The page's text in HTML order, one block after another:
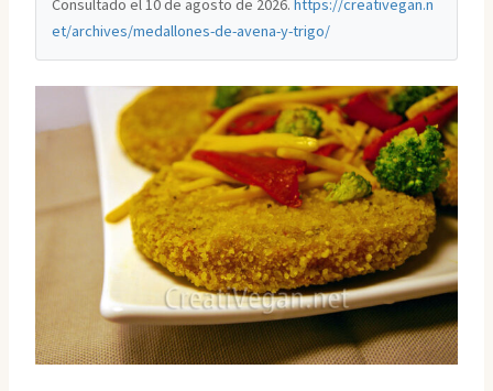
Consultado el10 de agosto de 2026.https://creativegan.n
et/archives/medallones-de-avena-y-trigo/